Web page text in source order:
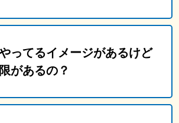
ってるイメージがあるけど
があるの？